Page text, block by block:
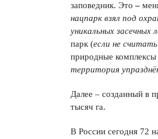
заповедник. Это–
нацпарк взял под
уникальных засечных
парк (если не
природные комплексы
территория
Далее – созданный в
тысяч га.
В России сегодня 72